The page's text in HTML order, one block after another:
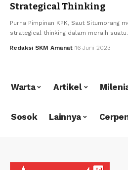
Strategical Thinking
Purna Pimpinan KPK, Saut Situmorang
strategical thinking dalam meraih
Redaksi SKM Amanat 16 Juni 2023
Warta Artikel
Sosok Lainnya